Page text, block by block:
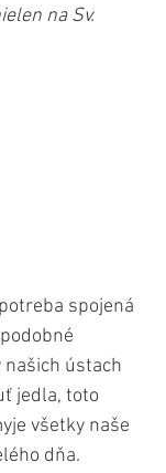
na Sv.
spojená
našich ústach
jedla, toto
všetky naše
dňa.